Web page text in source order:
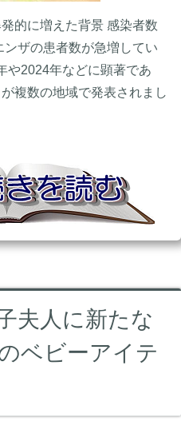
的に増えた背景 感染者数
ザの患者数が急増してい
や2024年などに顕著であ
複数の地域で発表されまし
夫人に新たな
ベビーアイテ